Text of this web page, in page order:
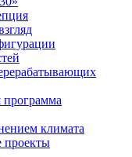
программа
климата
проекты